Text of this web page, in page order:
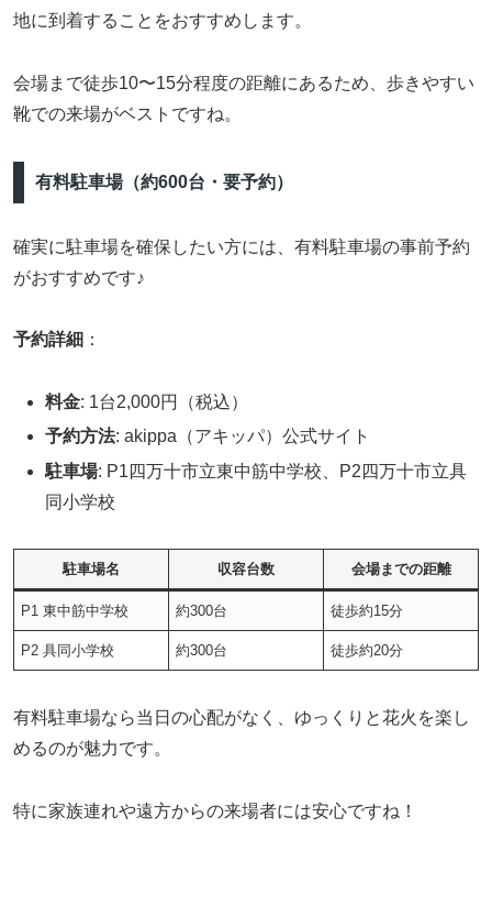
地に到着することをおすすめします。
会場まで徒歩10〜15分程度の距離にあるため、歩きやすい
靴での来場がベストですね。
有料駐車場（約600台・要予約）
確実に駐車場を確保したい方には、有料駐車場の事前予約
がおすすめです♪
予約詳細 ：
料金: 1台2,000円（税込）
予約方法: akippa（アキッパ）公式サイト
駐車場: P1四万十市立東中筋中学校、P2四万十市立具
同小学校
駐車場名 収容台数 会場までの距離
P1 東中筋中学校 約300台 徒歩約15分
P2 具同小学校 約300台 徒歩約20分
有料駐車場なら当日の心配がなく、ゆっくりと花火を楽し
めるのが魅力です。
特に家族連れや遠方からの来場者には安心ですね！